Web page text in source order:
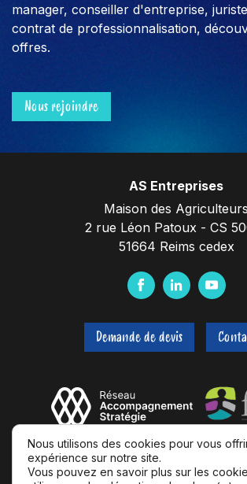
manager, conseiller d'entreprise,
contrat de professionnalisation,
offres.
Nous rejoindre
AS Entreprises
Maison des Agriculteurs
2 rue Léon Patoux - CS
51664 Reims cedex
F
c
e
o
k
L
n
k
I
n
Y
u
t
b
e
Demande de devis
Nous utilisons des cookies pour vous
expérience sur notre site.
Vous pouvez en savoir plus sur les